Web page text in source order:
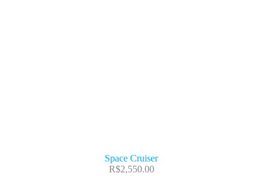
Space Cruiser
R$2,550.00